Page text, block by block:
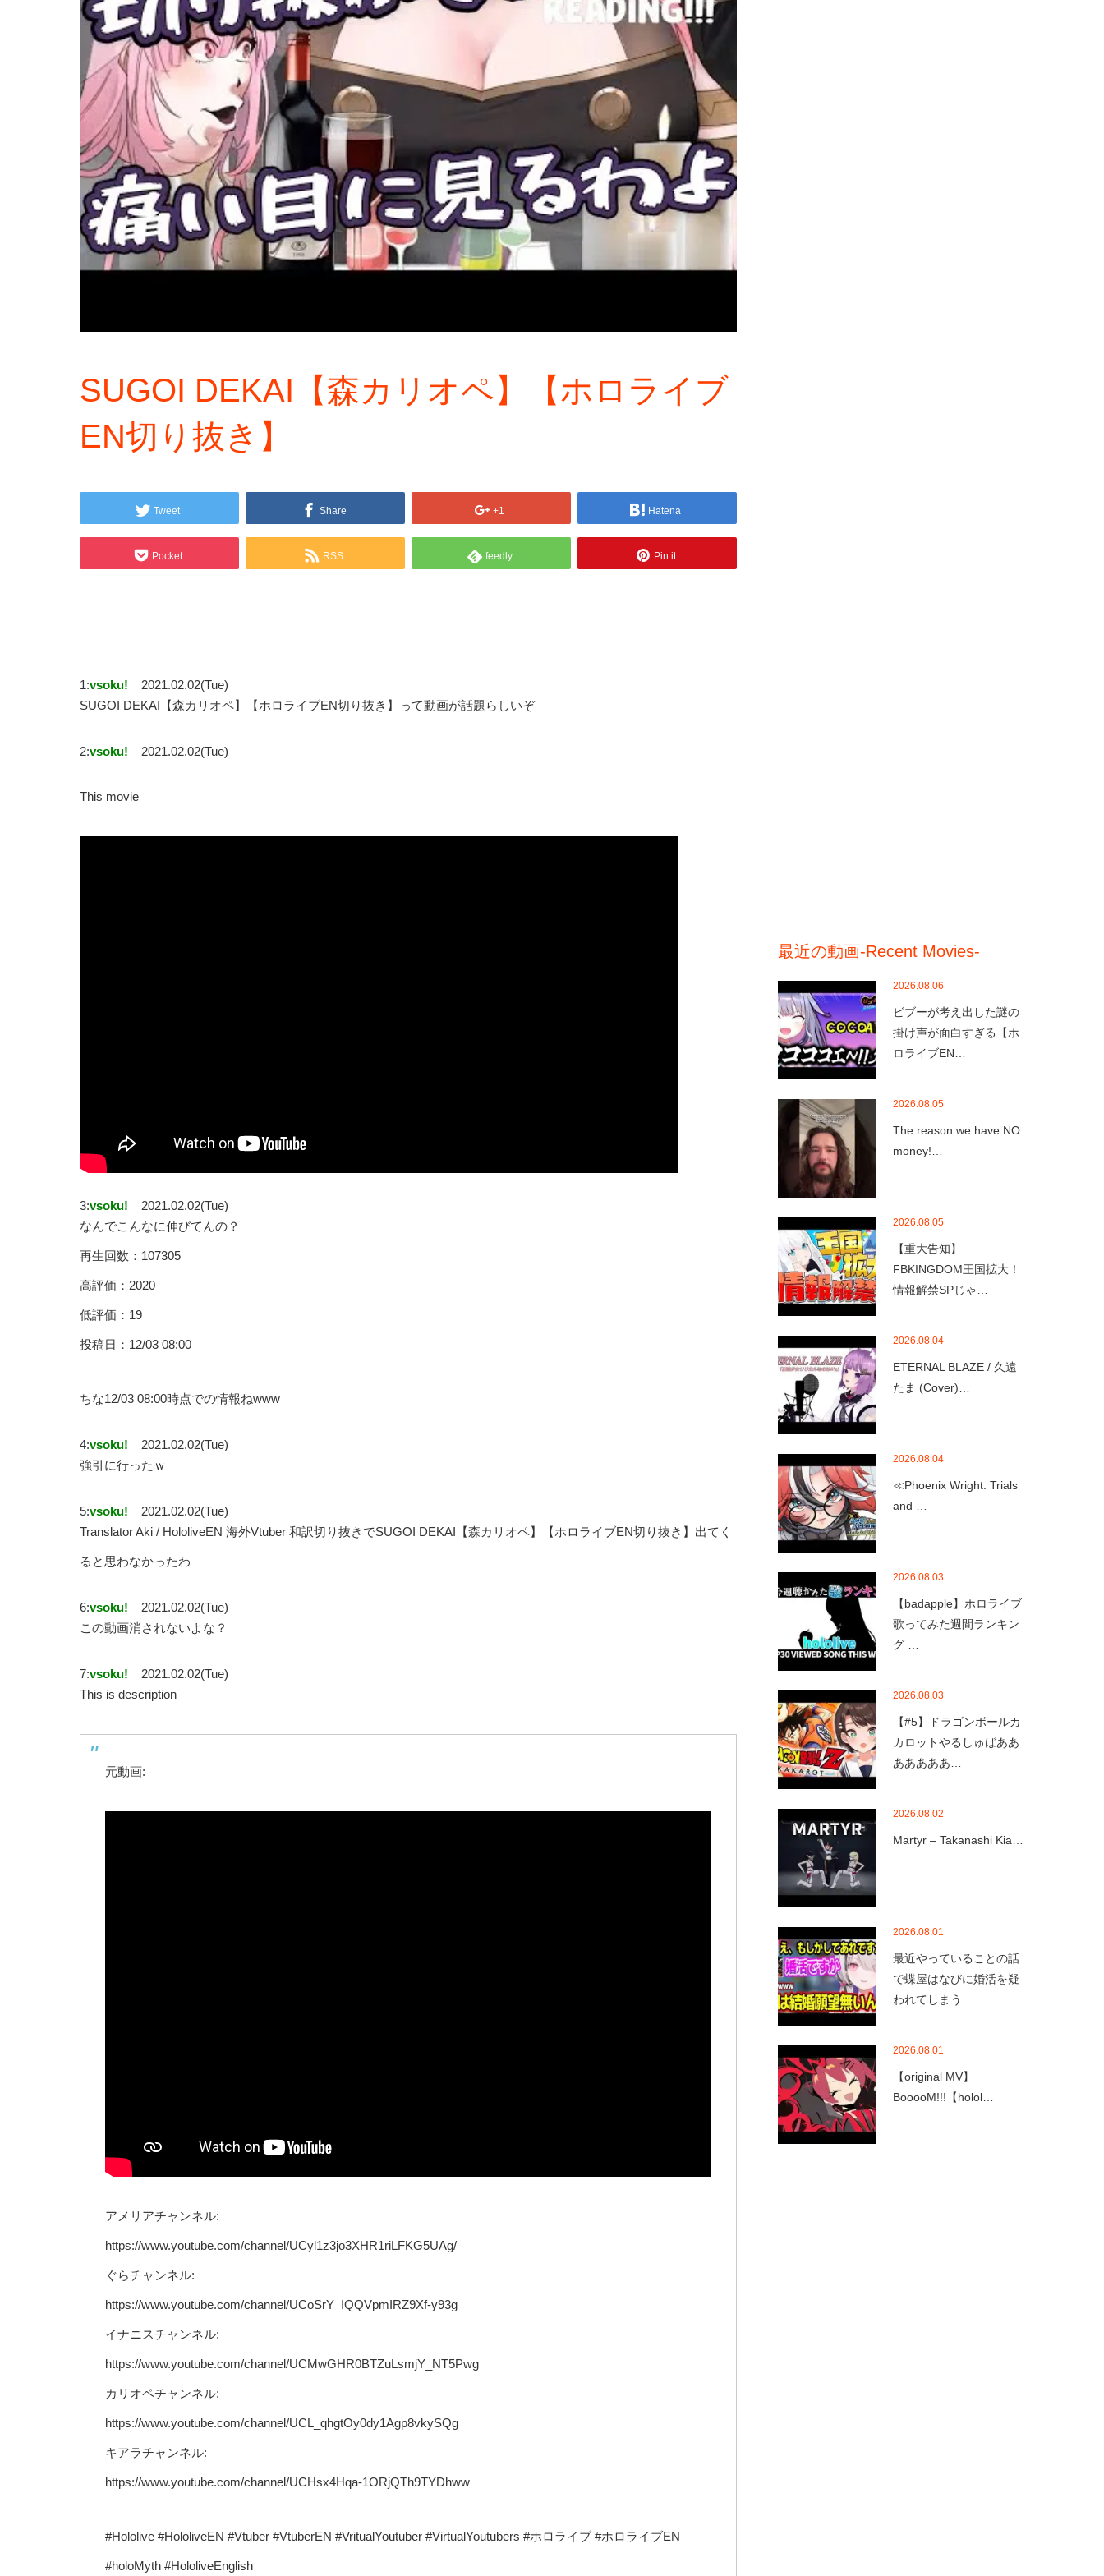
SUGOI DEKAI【森カリオペ】【ホロライブ
EN切り抜き】
Tweet Share +1 Hatena
Pocket RSS feedly Pin it
1:vsoku!
2021.02.02(Tue)
SUGOI DEKAI【森カリオペ】【ホロライブEN切り抜き】って動画が話題らしいぞ
2:vsoku! 2021.02.02(Tue)
This movie
3:vsoku!
2021.02.02(Tue)
なんでこんなに伸びてんの？
再生回数：107305
高評価：2020
低評価：19
投稿日：12/03 08:00
ちな12/03 08:00時点での情報ねwww
4:vsoku!
2021.02.02(Tue)
強引に行ったｗ
5:vsoku!
2021.02.02(Tue)
Translator Aki / HololiveEN 海外Vtuber 和訳切り抜きでSUGOI DEKAI【森カリオペ】【ホロライブEN切り抜き】出てく
ると思わなかったわ
6:vsoku!
2021.02.02(Tue)
この動画消されないよな？
7:vsoku!
2021.02.02(Tue)
This is description
元動画:
アメリアチャンネル:
https://www.youtube.com/channel/UCyl1z3jo3XHR1riLFKG5UAg/
ぐらチャンネル:
https://www.youtube.com/channel/UCoSrY_IQQVpmIRZ9Xf-y93g
イナニスチャンネル:
https://www.youtube.com/channel/UCMwGHR0BTZuLsmjY_NT5Pwg
カリオペチャンネル:
https://www.youtube.com/channel/UCL_qhgtOy0dy1Agp8vkySQg
キアラチャンネル:
https://www.youtube.com/channel/UCHsx4Hqa-1ORjQTh9TYDhww
#Hololive #HololiveEN #Vtuber #VtuberEN #VritualYoutuber #VirtualYoutubers #ホロライブ #ホロライブEN
#holoMyth #HololiveEnglish
最近の動画-Recent Movies-
2026.08.06
ビブーが考え出した謎の
掛け声が面白すぎる【ホ
ロライブEN…
2026.08.05
The reason we have NO
money!…
2026.08.05
【重大告知】
FBKINGDOM王国拡大！
情報解禁SPじゃ…
2026.08.04
ETERNAL BLAZE / 久遠
たま (Cover)…
2026.08.04
≪Phoenix Wright: Trials
and …
2026.08.03
【badapple】ホロライブ
歌ってみた週間ランキン
グ …
2026.08.03
【#5】ドラゴンボールカ
カロットやるしゅばああ
あああああ…
2026.08.02
Martyr – Takanashi Kia…
2026.08.01
最近やっていることの話
で蝶屋はなびに婚活を疑
われてしまう…
2026.08.01
【original MV】
BooooM!!!【holol…